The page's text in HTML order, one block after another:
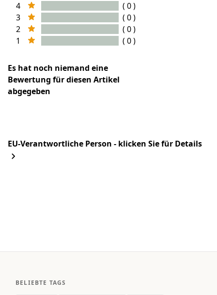
4
( 0 )
3
( 0 )
2
( 0 )
1
( 0 )
Es hat noch niemand eine
Bewertung für diesen Artikel
abgegeben
EU-Verantwortliche Person - klicken Sie für Details
BELIEBTE TAGS